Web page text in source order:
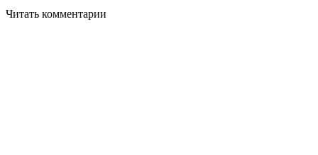
Читать комментарии